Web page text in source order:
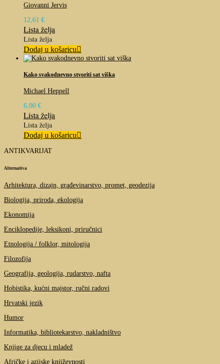
Giovanni Jervis
12,61 €
Lista želja
Lista želja
Dodaj u košaricu
Kako svakodnevno stvoriti sat viška
Michael Heppell
6,00 €
Lista želja
Lista želja
Dodaj u košaricu
ANTIKVARIJAT
Alternativa
Arhitektura, dizajn, građevinarstvo, promet, geodezija
Biologija, priroda, ekologija
Ekonomija
Enciklopedije, leksikoni, priručnici
Etnologija / folklor, mitologija
Filozofija
Geografija, geologija, rudarstvo, nafta
Hobistika, kućni majstor, ručni radovi
Hrvatski jezik
Humor
Informatika, bibliotekarstvo, nakladništvo
Knjige za djecu i mladež
Afričke i azijske književnosti